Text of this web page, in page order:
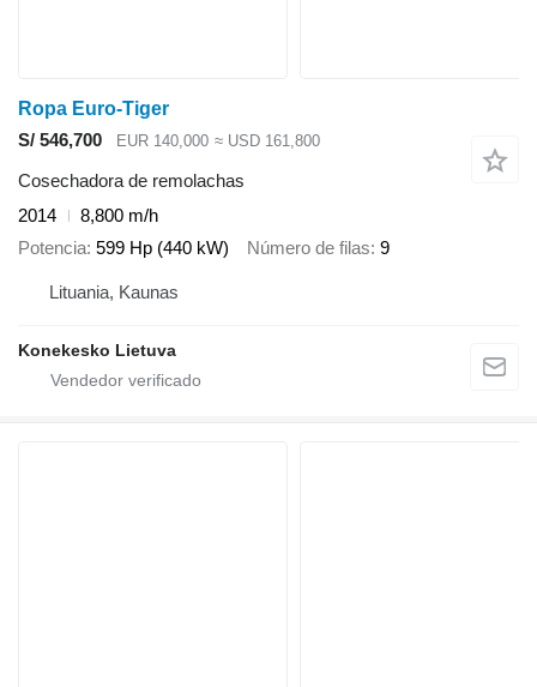
Ropa Euro-Tiger
S/ 546,700
EUR 140,000 ≈ USD 161,800
Cosechadora de remolachas
2014
8,800 m/h
Potencia 599 Hp (440 kW) Número de filas 9
Lituania, Kaunas
Konekesko Lietuva